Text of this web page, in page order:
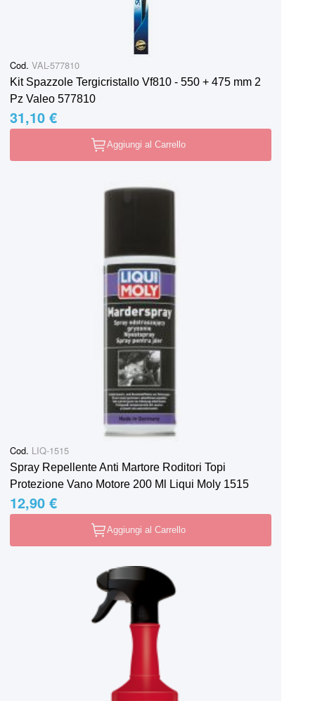
Cod. VAL-577810
Kit Spazzole Tergicristallo Vf810 - 550 + 475 mm 2
Pz Valeo 577810
31,10 €
Aggiungi al Carrello
Cod. LIQ-1515
Spray Repellente Anti Martore Roditori Topi
Protezione Vano Motore 200 Ml Liqui Moly 1515
12,90 €
Aggiungi al Carrello